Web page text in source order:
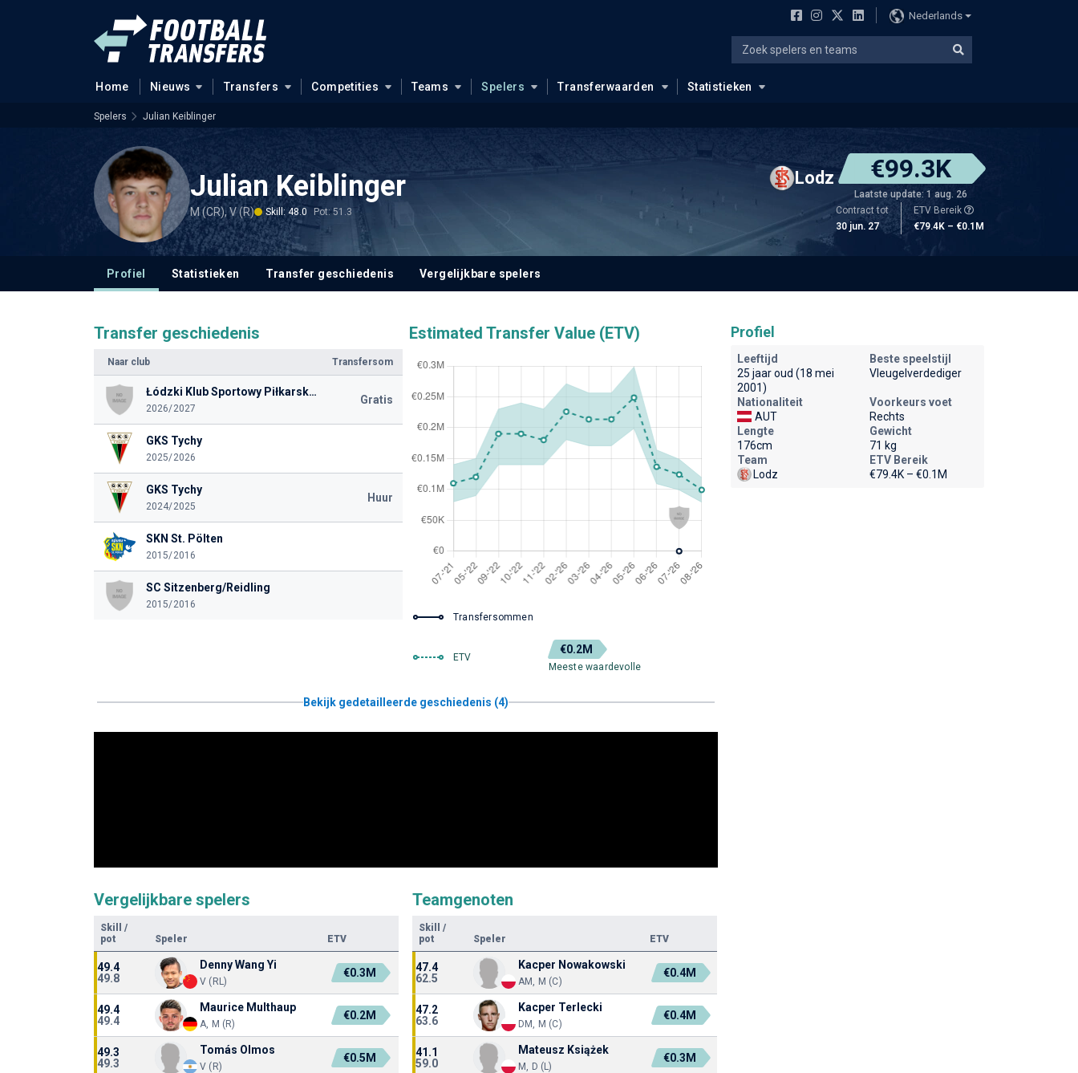
Nederlands
Home Nieuws Transfers Competities Teams Spelers Transferwaarden Statistieken
Spelers Julian Keiblinger
Julian Keiblinger
M (CR), V (R) Skill: 48.0 Pot: 51.3
Lodz €99.3K
Laatste update: 1 aug. 26
Contract tot
30 jun. 27
ETV Bereik
€79.4K – €0.1M
Profiel Statistieken Transfer geschiedenis Vergelijkbare spelers
Transfer geschiedenis
Naar club Transfersom
Łódzki Klub Sportowy Piłkarska Spółka Sportowa Spółka Akcyjna
2026/2027
Gratis
GKS Tychy
2025/2026
GKS Tychy
2024/2025
Huur
SKN St. Pölten
2015/2016
SC Sitzenberg/Reidling
2015/2016
Estimated Transfer Value (ETV)
Transfersommen
ETV
€0.2M
Meeste waardevolle
Bekijk gedetailleerde geschiedenis (4)
Vergelijkbare spelers
Skill
/
pot
Speler ETV
49.4
49.8
Denny Wang Yi
V (RL)
€0.3M
49.4
49.4
Maurice Multhaup
A, M (R)
€0.2M
49.3
49.3
Tomás Olmos
V (R)
€0.5M
Teamgenoten
Skill
/
pot
Speler ETV
47.4
62.5
Kacper Nowakowski
AM, M (C)
€0.4M
47.2
63.6
Kacper Terlecki
DM, M (C)
€0.4M
41.1
59.0
Mateusz Książek
M, D (L)
€0.3M
Profiel
Leeftijd
25 jaar oud (18 mei
2001)
Beste speelstijl
Vleugelverdediger
Nationaliteit
AUT
Voorkeurs voet
Rechts
Lengte
176cm
Gewicht
71 kg
Team
Lodz
ETV Bereik
€79.4K – €0.1M